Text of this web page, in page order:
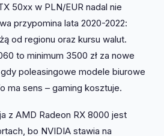
50xx w PLN/EUR nadal nie
przypomina lata 2020-2022:
od regionu oraz kursu walut.
to minimum 3500 zł za nowe
poleasingowe modele biurowe
ma sens – gaming kosztuje.
z AMD Radeon RX 8000 jest
bo NVIDIA stawia na